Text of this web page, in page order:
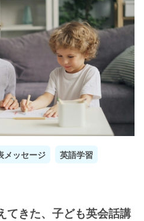
メッセージ 英語学習
てきた、子ども英会話講